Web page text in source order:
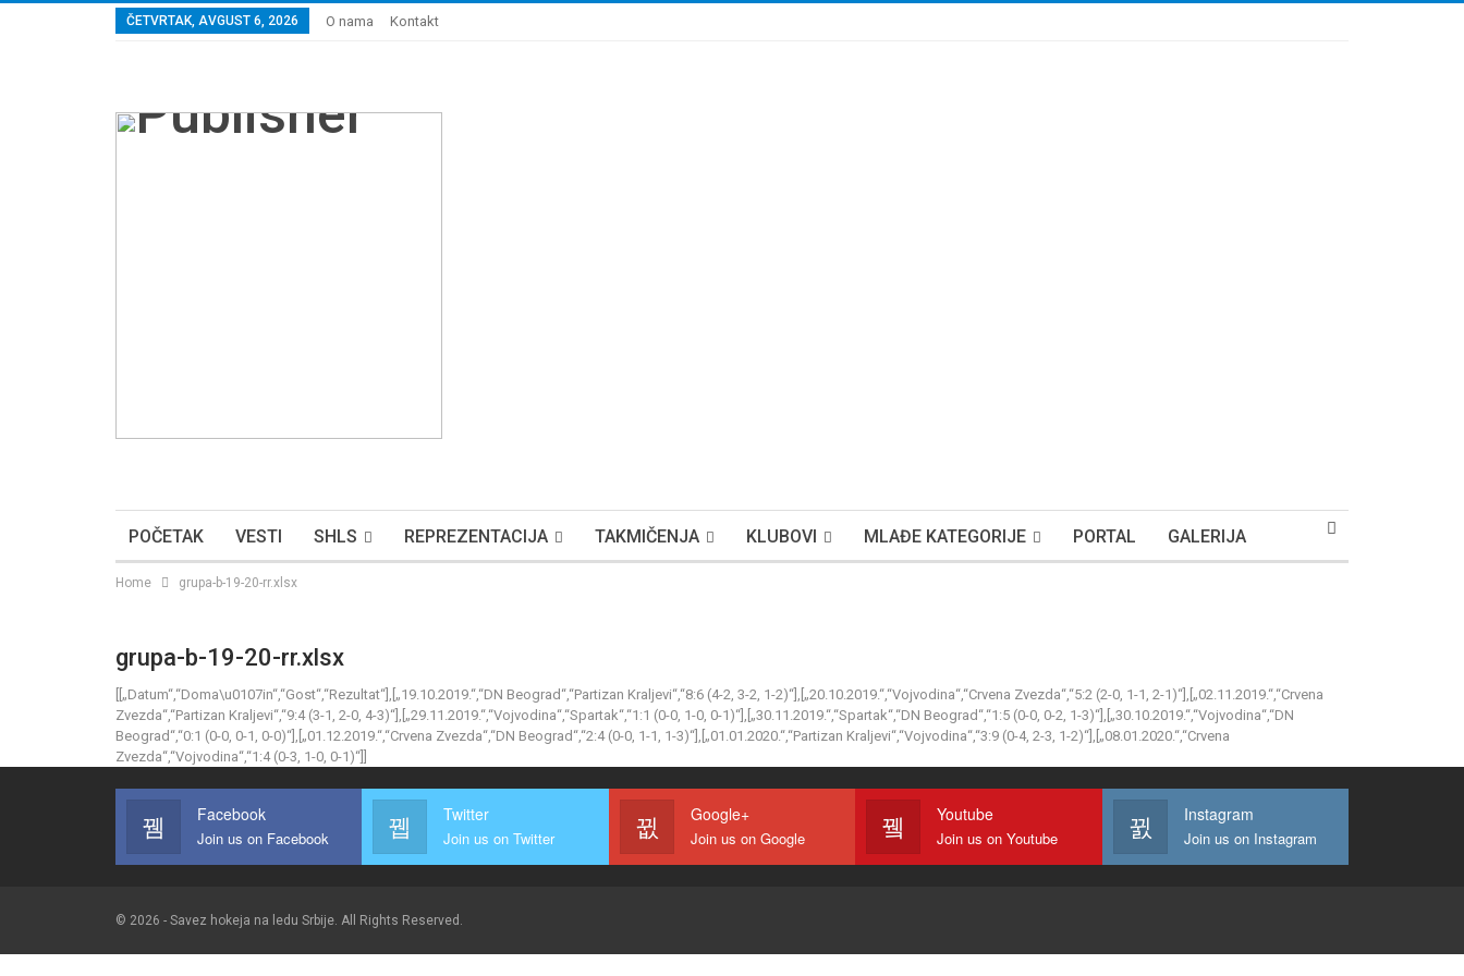
ČETVRTAK, AVGUST 6, 2026 O nama Kontakt
POČETAK VESTI SHLS REPREZENTACIJA TAKMIČENJA KLUBOVI MLAĐE KATEGORIJE PORTAL GALERIJA
Home grupa-b-19-20-rr.xlsx
grupa-b-19-20-rr.xlsx
[[„Datum“,“Doma\u0107in“,“Gost“,“Rezultat“],[„19.10.2019.“,“DN Beograd“,“Partizan Kraljevi“,“8:6 (4-2, 3-2, 1-2)“],[„20.10.2019.“,“Vojvodina“,“Crvena Zvezda“,“5:2 (2-0, 1-1, 2-1)“],[„02.11.2019.“,“Crvena
Zvezda“,“Partizan Kraljevi“,“9:4 (3-1, 2-0, 4-3)“],[„29.11.2019.“,“Vojvodina“,“Spartak“,“1:1 (0-0, 1-0, 0-1)“],[„30.11.2019.“,“Spartak“,“DN Beograd“,“1:5 (0-0, 0-2, 1-3)“],[„30.10.2019.“,“Vojvodina“,“DN
Beograd“,“0:1 (0-0, 0-1, 0-0)“],[„01.12.2019.“,“Crvena Zvezda“,“DN Beograd“,“2:4 (0-0, 1-1, 1-3)“],[„01.01.2020.“,“Partizan Kraljevi“,“Vojvodina“,“3:9 (0-4, 2-3, 1-2)“],[„08.01.2020.“,“Crvena
Zvezda“,“Vojvodina“,“1:4 (0-3, 1-0, 0-1)“]]
Facebook
Join us on Facebook
Twitter
Join us on Twitter
Google+
Join us on Google
Youtube
Join us on Youtube
Instagram
Join us on Instagram
© 2026 - Savez hokeja na ledu Srbije. All Rights Reserved.